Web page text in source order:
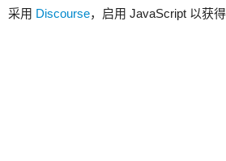
采用 Discourse，启用 JavaScript 以获